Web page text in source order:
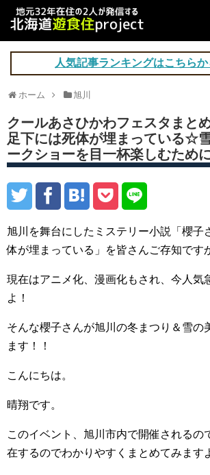
人気記事ランキングはこちら
ホーム 旭川
クールあさひかわフェスタまと
足下には死体が埋まっている☆
ークショーを目一杯楽しむため
旭川を舞台にしたミステリー小説「櫻子
体が埋まっている」を皆さんご存知です
現在はアニメ化、漫画化もされ、今人気
よ！
そんな櫻子さんが旭川の冬まつり＆雪の
ます！！
こんにちは。
晴翔です。
このイベント、旭川市内で開催されるの
在するのでわかりやすくまとめてみます